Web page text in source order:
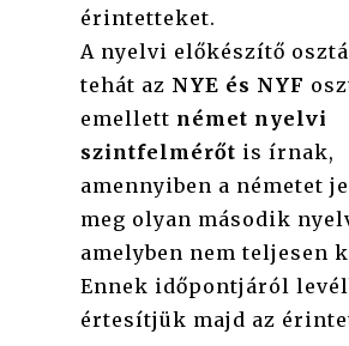
érintetteket.
A nyelvi előkészítő
tehát az NYE és NYF
emellett német nyelvi
szintfelmérőt is írnak,
amennyiben a németet
meg olyan második
amelyben nem teljesen
Ennek időpontjáról
értesítjük majd az